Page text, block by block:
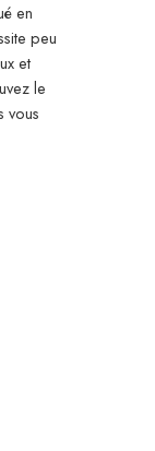
en
peu
et
le
vous